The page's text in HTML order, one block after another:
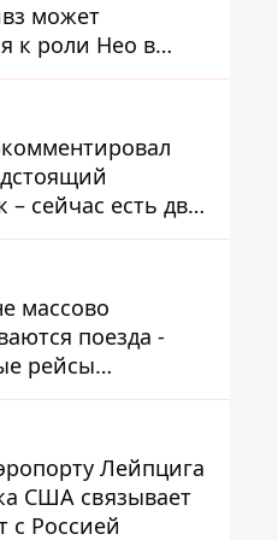
может
к роли Нео в
– сейчас есть два
массово
поезда -
рейсы
более чем на
Лейпцига
США связывает
с Россией